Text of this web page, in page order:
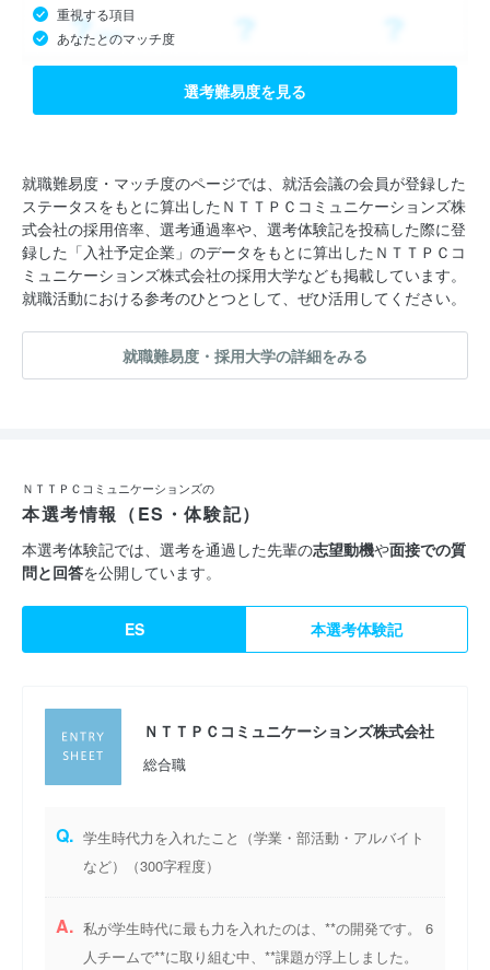
重視する項目
あなたとのマッチ度
選考難易度を見る
就職難易度・マッチ度のページでは、就活会議の会員が登録した
ステータスをもとに算出したＮＴＴＰＣコミュニケーションズ株
式会社の採用倍率、選考通過率や、選考体験記を投稿した際に登
録した「入社予定企業」のデータをもとに算出したＮＴＴＰＣコ
ミュニケーションズ株式会社の採用大学なども掲載しています。
就職活動における参考のひとつとして、ぜひ活用してください。
就職難易度・採用大学の詳細をみる
ＮＴＴＰＣコミュニケーションズの
本選考情報（ES・体験記）
本選考体験記では、選考を通過した先輩の志望動機や面接での質
問と回答を公開しています。
ES 本選考体験記
ＮＴＴＰＣコミュニケーションズ株式会社
総合職
Q. 学生時代力を入れたこと（学業・部活動・アルバイト
など）（300字程度）
A. 私が学生時代に最も力を入れたのは、**の開発です。 6
人チームで**に取り組む中、**課題が浮上しました。